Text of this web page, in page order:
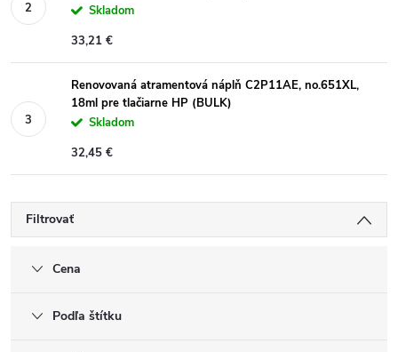
Skladom
33,21 €
Renovovaná atramentová náplň C2P11AE, no.651XL,
18ml pre tlačiarne HP (BULK)
Skladom
32,45 €
Filtrovať
Cena
Podľa štítku